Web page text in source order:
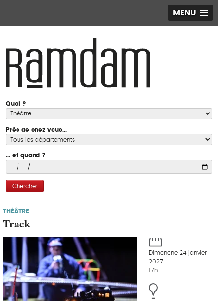
MENU
Quoi ?
Près de chez vous...
... et quand ?
Chercher
THÉÂTRE
Track
Dimanche 24 janvier
2027
17h